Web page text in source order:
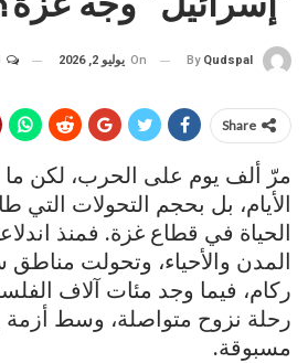
By Qudspal
On يوليو 2, 2026
Share
مرّ ألف يوم على الحرب، لكن ما
الأيام، بل بحجم التحولات
الحياة في قطاع غزة. فمنذ
المدن والأحياء، وتحولت مناطق
ركام، فيما وجد مئات آلاف
رحلة نزوح متواصلة، وسط أزمة
مسبوقة.